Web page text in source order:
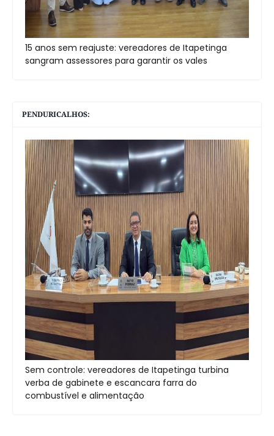
15 anos sem reajuste: vereadores de Itapetinga
sangram assessores para garantir os vales
PENDURICALHOS:
Sem controle: vereadores de Itapetinga turbina
verba de gabinete e escancara farra do
combustível e alimentação